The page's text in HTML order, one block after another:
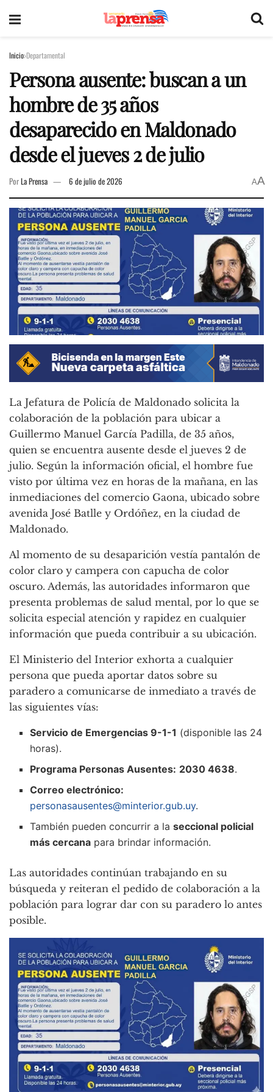
Inicio Departamental
Persona ausente: buscan a un
hombre de 35 años
desaparecido en Maldonado
desde el jueves 2 de julio
PorLa Prensa 6 de julio de 2026 AA
La Jefatura de Policía de Maldonado solicita la
colaboración de la población para ubicar a
Guillermo Manuel García Padilla, de 35 años,
quien se encuentra ausente desde el jueves 2 de
julio. Según la información oficial, el hombre fue
visto por última vez en horas de la mañana, en las
inmediaciones del comercio Gaona, ubicado sobre
avenida José Batlle y Ordóñez, en la ciudad de
Maldonado.
Al momento de su desaparición vestía pantalón de
color claro y campera con capucha de color
oscuro. Además, las autoridades informaron que
presenta problemas de salud mental, por lo que se
solicita especial atención y rapidez en cualquier
información que pueda contribuir a su ubicación.
El Ministerio del Interior exhorta a cualquier
persona que pueda aportar datos sobre su
paradero a comunicarse de inmediato a través de
las siguientes vías:
Servicio de Emergencias 9-1-1 (disponible las 24
horas).
Programa Personas Ausentes: 2030 4638.
Correo electrónico:
personasausentes@minterior.gub.uy.
También pueden concurrir a laseccional policial
más cercana para brindar información.
Las autoridades continúan trabajando en su
búsqueda y reiteran el pedido de colaboración a la
población para lograr dar con su paradero lo antes
posible.